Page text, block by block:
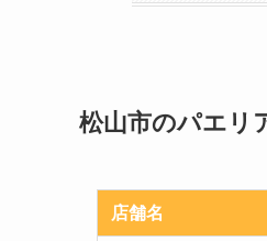
松山市のパエリ
店舗名